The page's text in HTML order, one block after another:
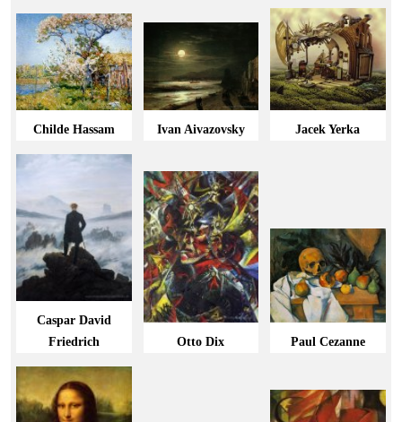
Childe Hassam Ivan Aivazovsky Jacek Yerka
Caspar David
Friedrich
Otto Dix Paul Cezanne